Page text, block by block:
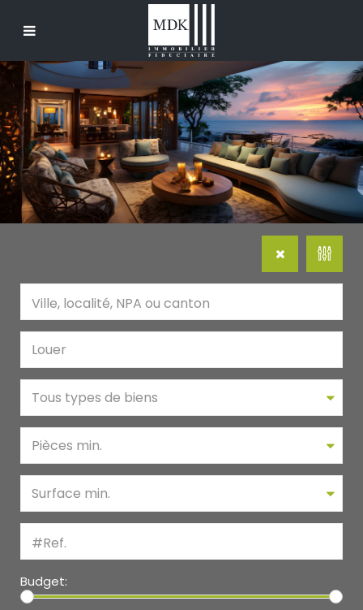
Louer
Tous types de biens
Pièces min.
Surface min.
Budget: